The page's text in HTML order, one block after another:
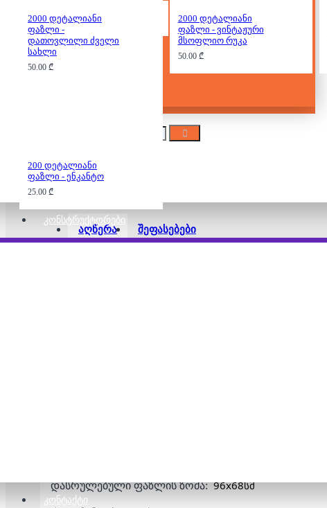
ᲙᲝᲜᲡᲢᲠᲣᲥᲢᲝᲠᲔᲑᲘ
ᲙᲝᲜᲢᲐᲥᲢᲘ
კონსტრუქტორები
2000 დეტალიანი
ფაზლი -
დათოვლილი ძველი
სახლი
50.00 ₾
2000 დეტალიანი
ფაზლი - ვინტაჟური
მსოფლიო რუკა
50.00 ₾
200 დეტალიანი
ფაზლი - ენკანტო
25.00 ₾
აღწერა შეფასებები
დასრულებული ფაზლის ზომა:96x68სმ